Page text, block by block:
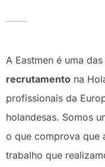
A Eastmen é uma das
recrutamento na
profissionais da
holandesas. Somos
o que comprova que
trabalho que